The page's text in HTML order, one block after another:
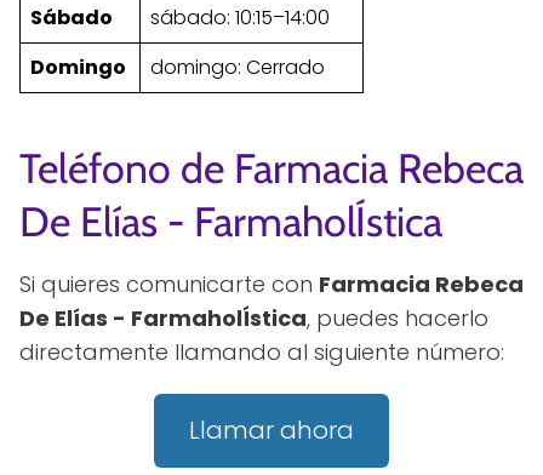
Sábado
sábado: 10:15–14:00
Domingo
domingo: Cerrado
Teléfono de Farmacia Rebeca
De Elías - FarmaholÍstica
Si quieres comunicarte con Farmacia Rebeca
De Elías - FarmaholÍstica, puedes hacerlo
directamente llamando al siguiente número:
Llamar ahora